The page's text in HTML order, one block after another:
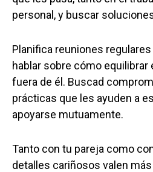
personal, y buscar
Planifica reuniones
hablar sobre cómo equilibrar
fuera de él. Buscad
prácticas que les ayuden a
apoyarse mutuamente.
Tanto con tu pareja como
detalles cariñosos valen